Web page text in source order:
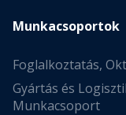
Munkacsoportok
Foglalkoztatás,
Gyártás és
Munkacsoport